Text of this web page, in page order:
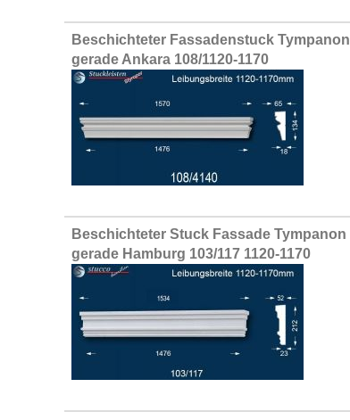
Beschichteter Fassadenstuck Tympanon
gerade Ankara 108/1120-1170
Beschichteter Stuck Fassade Tympanon
gerade Hamburg 103/117 1120-1170